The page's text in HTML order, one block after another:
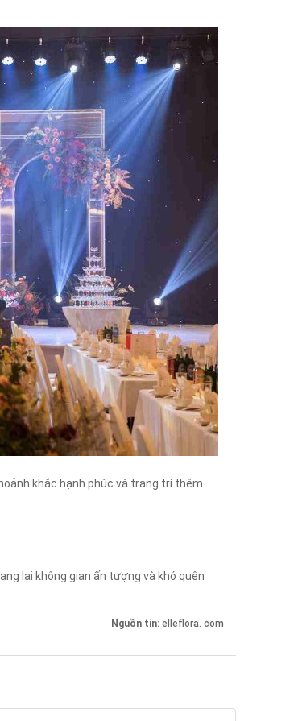
khắc hạnh phúc và trang trí thêm
lại không gian ấn tượng và khó quên
Nguồn tin: elleflora. com